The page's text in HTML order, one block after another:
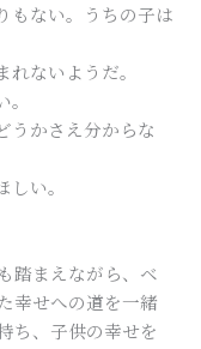
もない。うちの子は
ないようだ。
うかさえ分からな
い。
踏まえながら、ベ
幸せへの道を一緒
ち、子供の幸せを